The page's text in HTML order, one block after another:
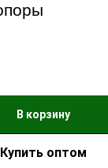
В корзину